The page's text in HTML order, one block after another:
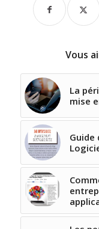
Vous
La
mise
Guide